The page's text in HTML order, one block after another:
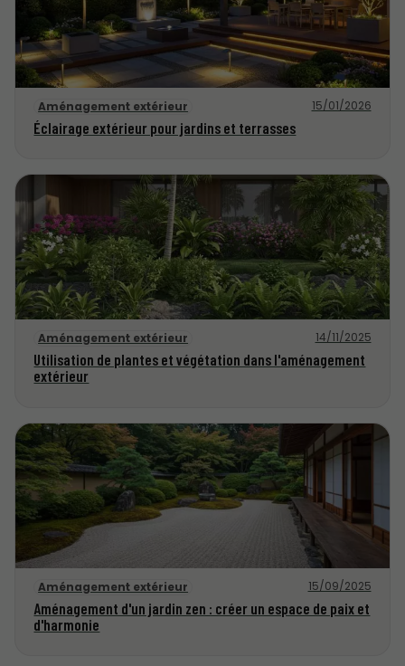
Aménagement extérieur 15/01/2026
Éclairage extérieur pour jardins et terrasses
Aménagement extérieur 14/11/2025
Utilisation de plantes et végétation dans l'aménagement
extérieur
Aménagement extérieur 15/09/2025
Aménagement d'un jardin zen : créer un espace de paix et
d'harmonie